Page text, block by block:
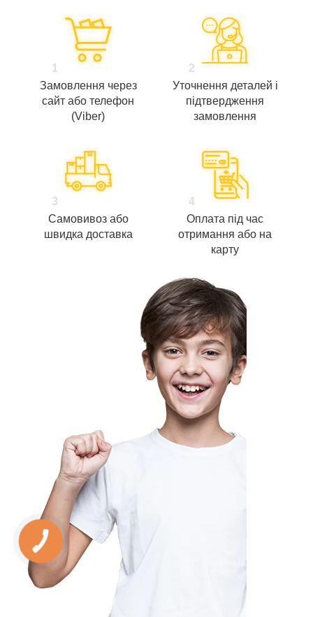
1
Замовлення через
сайт або телефон
(Viber)
2
Уточнення деталей і
підтвердження
замовлення
3
Самовивоз або
швидка доставка
4
Оплата під час
отримання або на
карту